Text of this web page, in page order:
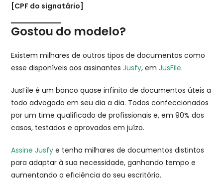
[CPF do signatário]
Gostou do modelo?
Existem milhares de outros tipos de documentos como
esse disponíveis aos assinantesJusfy, emJusFile.
JusFile é um banco quase infinito de documentos úteis a
todo advogado em seu dia a dia. Todos confeccionados
por um time qualificado de profissionais e, em 90% dos
casos, testados e aprovados em juízo.
Assine Jusfy e tenha milhares de documentos distintos
para adaptar à sua necessidade, ganhando tempo e
aumentando a eficiência do seu escritório.